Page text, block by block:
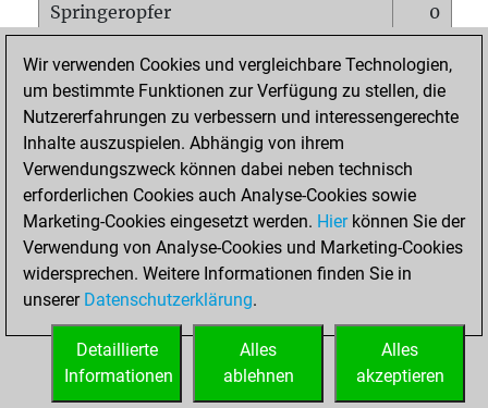
Springeropfer
0
Matt auf vollem Brett
0
Bauer setzt Matt
0
Erstickte Matts
Unterverwandlungen
Türme auf der siebten
0
STARTSEITE
Wir verwenden Cookies und vergleichbare Technologien,
um bestimmte Funktionen zur Verfügung zu stellen, die
Nutzererfahrungen zu verbessern und interessengerechte
Inhalte auszuspielen. Abhängig von ihrem
Verwendungszweck können dabei neben technisch
erforderlichen Cookies auch Analyse-Cookies sowie
Marketing-Cookies eingesetzt werden. Hierkönnen Sie der
Verwendung von Analyse-Cookies und Marketing-Cookies
widersprechen. Weitere Informationen finden Sie in
unserer Datenschutzerklärung.
Alles
akzeptieren
Alles
ablehnen
Detaillierte
Informationen